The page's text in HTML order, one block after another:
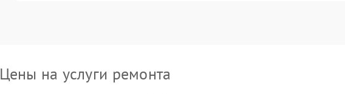
Цены на услуги ремонта